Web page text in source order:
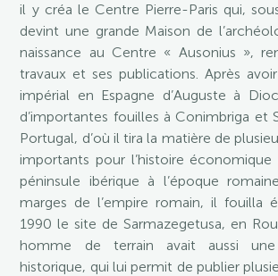
il y créa le Centre Pierre-Paris qui,
devint une grande Maison de
naissance au Centre « Ausonius »,
travaux et ses publications. Après
impérial en Espagne d’Auguste à
d’importantes fouilles à Conimbriga et
Portugal, d’où il tira la matière de
importants pour l’histoire
péninsule ibérique à l’époque
marges de l’empire romain, il fouilla
1990 le site de Sarmazegetusa, en
homme de terrain avait aussi
historique, qui lui permit de publier